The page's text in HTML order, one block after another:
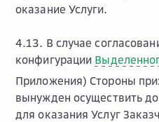
оказание Услуги.
4.13. В случае
конфигурации
Приложения) Стороны
вынужден осуществить
для оказания Услуг